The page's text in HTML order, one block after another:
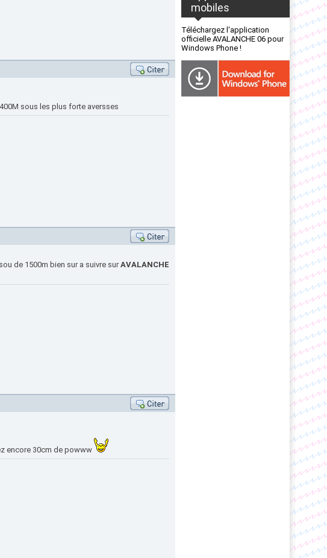
sous les plus forte aversses
de 1500m bien sur a suivre surAVALANCHE
encore 30cm de powww
mobiles
Téléchargez l'application
officielle AVALANCHE 06 pour
Windows Phone !